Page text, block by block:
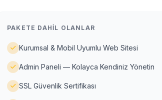
PAKETE DAHIL OLANLAR
Kurumsal & Mobil Uyumlu Web Sitesi
Admin Paneli — Kolayca Kendiniz Yönetin
SSL Güvenlik Sertifikası